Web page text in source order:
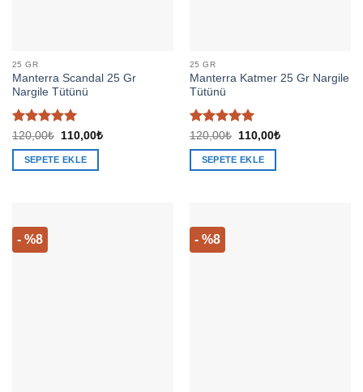
25 GR
Manterra Scandal 25 Gr
Nargile Tütünü
5 üzerinden
5oy aldı
120,00₺
Orijinal
fiyat:
120,00₺.
110,00₺Şu
SEPETE EKLE
25 GR
Manterra Katmer 25 Gr Nargile
Tütünü
5 üzerinden
5oy aldı
120,00₺
Orijinal
fiyat:
120,00₺.
110,00₺Şu
SEPETE EKLE
- %8 - %8